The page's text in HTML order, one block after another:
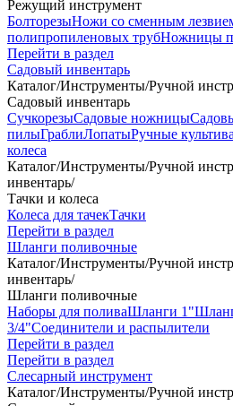
Режущий инструмент
БолторезыНожи со сменным
полипропиленовых трубНожницы
Перейти в раздел
Садовый инвентарь
Каталог/Инструменты/Ручной
Садовый инвентарь
СучкорезыСадовые ножницы
пилыГраблиЛопатыРучные
колеса
Каталог/Инструменты/Ручной
инвентарь/
Тачки и колеса
Колеса для тачекТачки
Перейти в раздел
Шланги поливочные
Каталог/Инструменты/Ручной
инвентарь/
Шланги поливочные
Наборы для поливаШланги 1"
3/4"Соединители и распылители
Перейти в раздел
Перейти в раздел
Слесарный инструмент
Каталог/Инструменты/Ручной